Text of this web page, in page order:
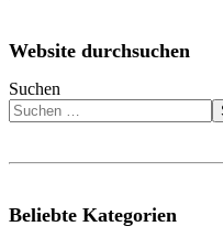
Website durchsuchen
Suchen
Beliebte Kategorien